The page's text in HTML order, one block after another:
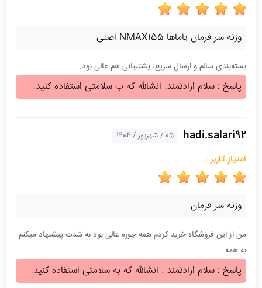
وزنه سر فرمان یاماها NMAX155 اصلی
بسته‌بندی سالم و ارسال سریع، پشتیبانی هم عالی بود.
پاسخ : سلام ارادتمند. انشالله که ب سلامتی استفاده کنید.
hadi.salari92 05 / شهریور / 1404
امتیاز کاربر :
وزنه سر فرمان
من از این فروشگاه خرید کردم همه جوره عالی بود به شدت پیشنهاد میکنم
به همه
پاسخ : سلام ارادتمند . انشالله که به سلامتی استفاده کنید.